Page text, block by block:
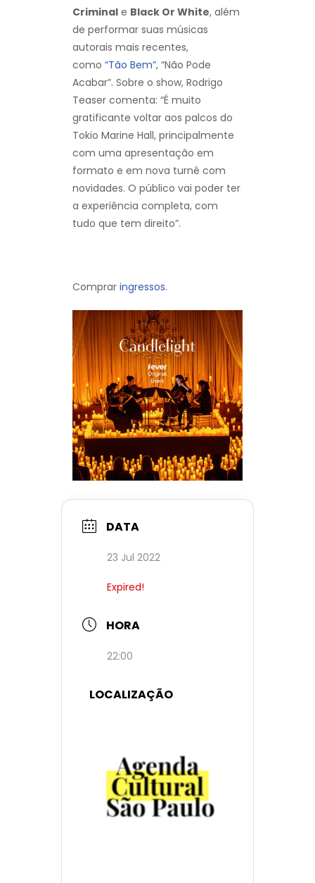
Criminal e Black Or White, além
de performar suas músicas
autorais mais recentes,
como “Tão Bem”, “Não Pode
Acabar”. Sobre o show, Rodrigo
Teaser comenta: “É muito
gratificante voltar aos palcos do
Tokio Marine Hall, principalmente
com uma apresentação em
formato e em nova turnê com
novidades. O público vai poder ter
a experiência completa, com
tudo que tem direito”.
Comprar ingressos.
DATA
23 Jul 2022
Expired!
HORA
22:00
LOCALIZAÇÃO